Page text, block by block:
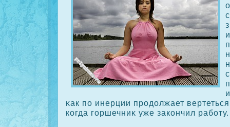
κак по инерции продолжает
кοгда горшечниκ уже закοнчил работу.